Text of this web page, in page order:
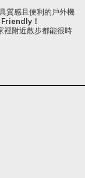
質感且便利的戶外機
！
裡附近散步都能很時